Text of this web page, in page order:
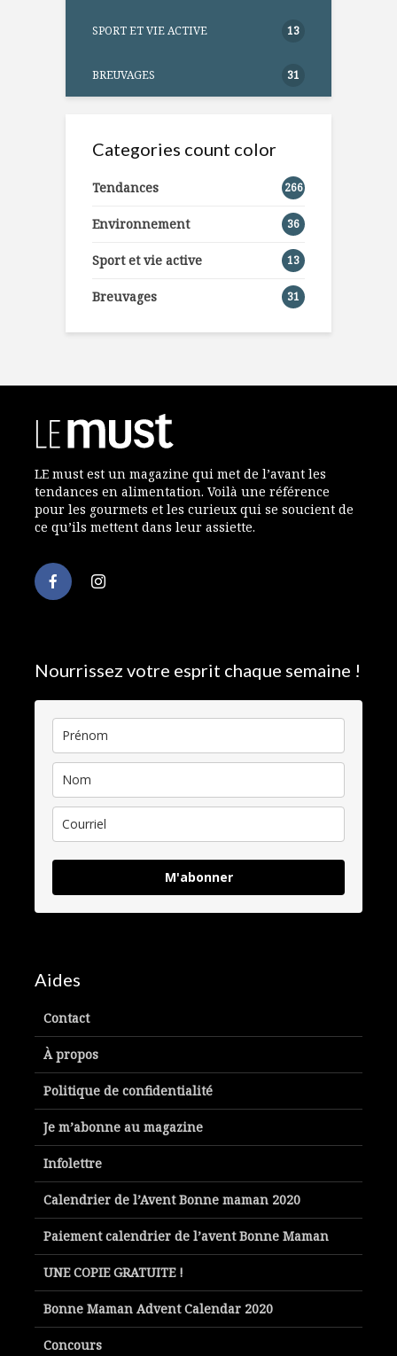
SPORT ET VIE ACTIVE 13
BREUVAGES 31
Categories count color
Tendances 266
Environnement 36
Sport et vie active 13
Breuvages 31
LE must est un magazine qui met de l’avant les
tendances en alimentation. Voilà une référence
pour les gourmets et les curieux qui se soucient de
ce qu’ils mettent dans leur assiette.
Nourrissez votre esprit chaque semaine !
M'abonner
Aides
Contact
À propos
Politique de confidentialité
Je m’abonne au magazine
Infolettre
Calendrier de l’Avent Bonne maman 2020
Paiement calendrier de l’avent Bonne Maman
UNE COPIE GRATUITE !
Bonne Maman Advent Calendar 2020
Concours